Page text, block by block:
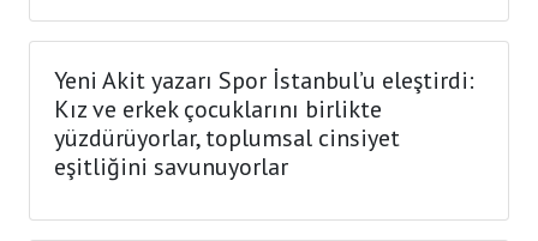
Yeni Akit yazarı Spor İstanbul’u eleştirdi:
Kız ve erkek çocuklarını birlikte
yüzdürüyorlar, toplumsal cinsiyet
eşitliğini savunuyorlar